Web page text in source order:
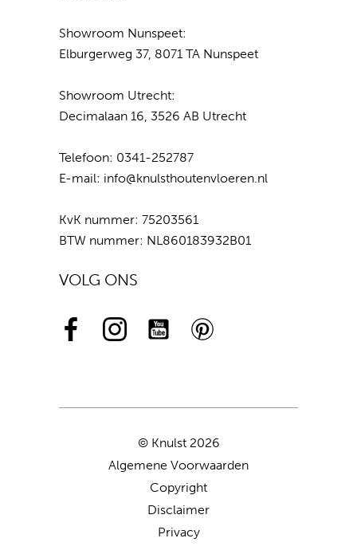
Showroom Nunspeet:
Elburgerweg 37, 8071 TA Nunspeet
Showroom Utrecht:
Decimalaan 16, 3526 AB Utrecht
Telefoon: 0341-252787
E-mail: info@knulsthoutenvloeren.nl
KvK nummer: 75203561
BTW nummer: NL860183932B01
VOLG ONS
© Knulst 2026
Algemene Voorwaarden
Copyright
Disclaimer
Privacy